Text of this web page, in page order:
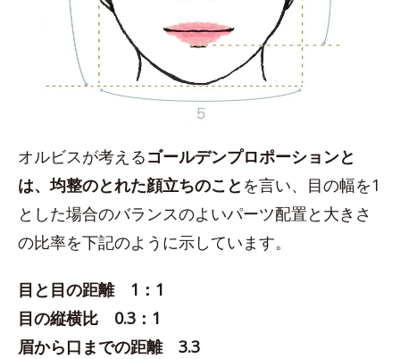
オルビスが考えるゴールデンプロポーションと
は、均整のとれた顔立ちのこと を言い、目の幅を1
とした場合のバランスのよいパーツ配置と大きさ
の比率を下記のように示しています。
目と目の距離 1：1
目の縦横比 0.3：1
眉から口までの距離 3.3